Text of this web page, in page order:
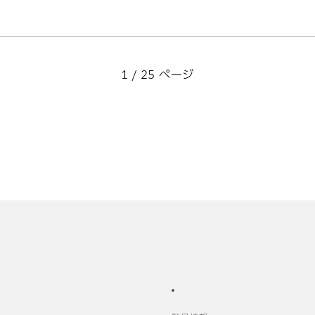
1 / 25 ページ